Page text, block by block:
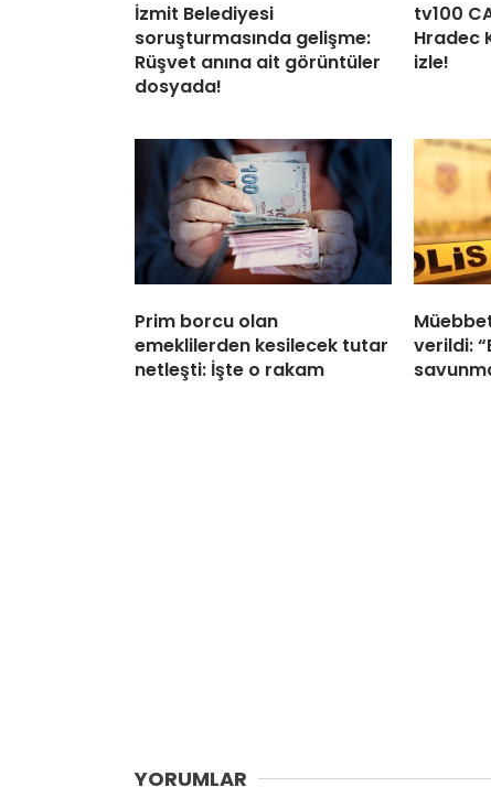
İzmit Belediyesi
soruşturmasında gelişme:
Rüşvet anına ait görüntüler
dosyada!
tv100
Hradec
izle!
Prim borcu olan
emeklilerden kesilecek tutar
netleşti: İşte o rakam
verildi:
YORUMLAR